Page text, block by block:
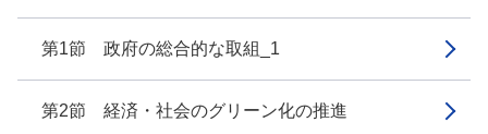
第1節 政府の総合的な取組_1
第2節 経済・社会のグリーン化の推進